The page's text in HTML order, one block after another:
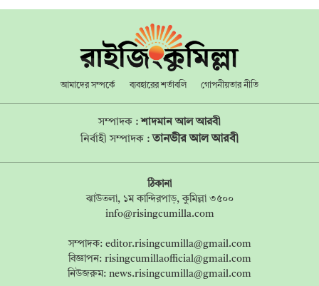
আমাদের সম্পর্কে ব্যবহারের শর্তাবলি গোপনীয়তার নীতি
সম্পাদক :শাদমান আল আরবী
নির্বাহী সম্পাদক : তানভীর আল আরবী
ঠিকানা
ঝাউতলা, ১ম কান্দিরপাড়, কুমিল্লা ৩৫০০
info@risingcumilla.com
সম্পাদক: editor.risingcumilla@gmail.com
বিজ্ঞাপন: risingcumillaofficial@gmail.com
নিউজরুম: news.risingcumilla@gmail.com